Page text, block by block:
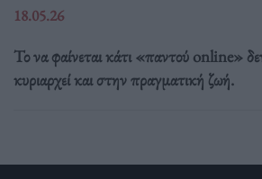
18.05.26
Το να φαίνεται κάτι «παντού online»
κυριαρχεί και στην πραγματική ζωή.